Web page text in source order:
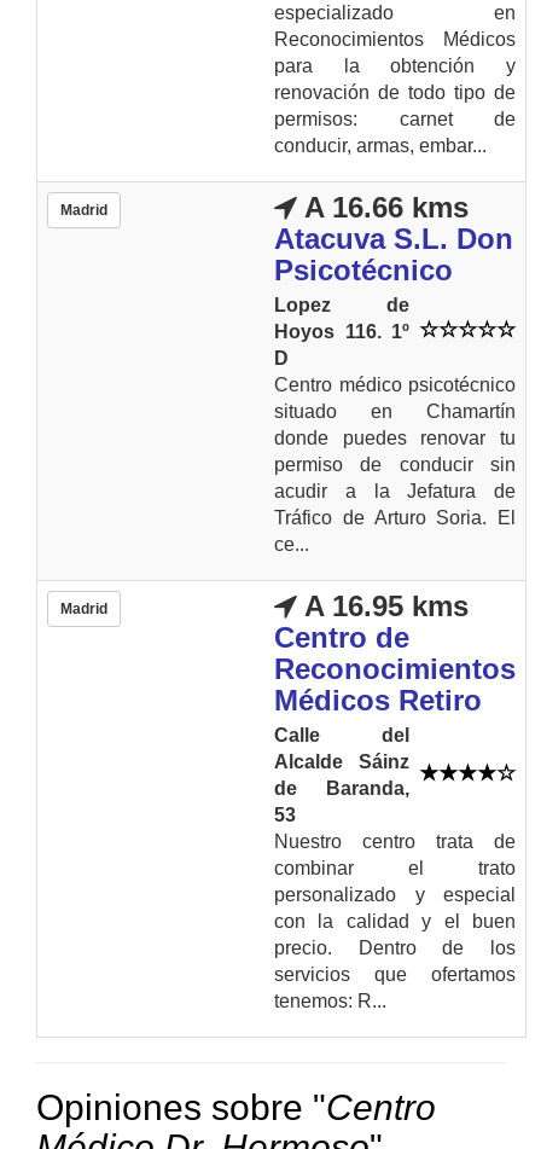
especializado en
Reconocimientos Médicos
para la obtención y
renovación de todo tipo de
permisos: carnet de
conducir, armas, embar...
Madrid
A 16.66 kms
Atacuva S.L. Don
Psicotécnico
Lopez de
Hoyos 116. 1º
D
Centro médico psicotécnico
situado en Chamartín
donde puedes renovar tu
permiso de conducir sin
acudir a la Jefatura de
Tráfico de Arturo Soria. El
ce...
Madrid
A 16.95 kms
Centro de
Reconocimientos
Médicos Retiro
Calle del
Alcalde Sáinz
de Baranda,
53
Nuestro centro trata de
combinar el trato
personalizado y especial
con la calidad y el buen
precio. Dentro de los
servicios que ofertamos
tenemos: R...
Opiniones sobre "Centro